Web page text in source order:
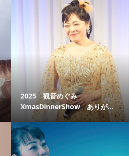
2025 観音めぐみ
XmasDinnerShow ありが...